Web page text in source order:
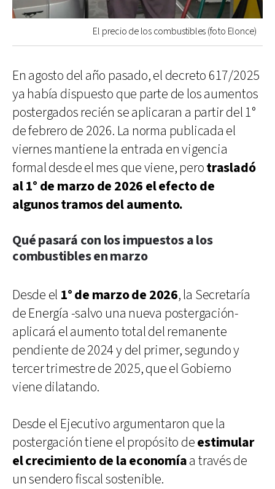
El precio de los combustibles (foto Elonce)
En agosto del año pasado, el decreto 617/2025
ya había dispuesto que parte de los aumentos
postergados recién se aplicaran a partir del 1°
de febrero de 2026. La norma publicada el
viernes mantiene la entrada en vigencia
formal desde el mes que viene, perotrasladó
al 1° de marzo de 2026 el efecto de
algunos tramos del aumento.
Qué pasará con los impuestos a los
combustibles en marzo
Desde el 1° de marzo de 2026, la Secretaría
de Energía -salvo una nueva postergación-
aplicará el aumento total del remanente
pendiente de 2024 y del primer, segundo y
tercer trimestre de 2025, que el Gobierno
viene dilatando.
Desde el Ejecutivo argumentaron que la
postergación tiene el propósito deestimular
el crecimiento de la economíaa través de
un sendero fiscal sostenible.